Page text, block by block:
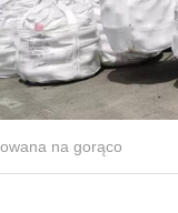
na gorąco